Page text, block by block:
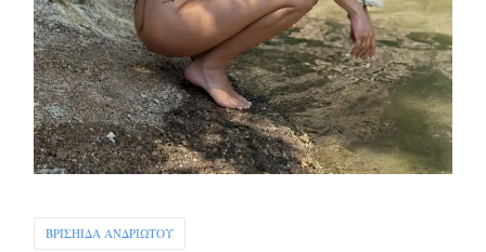
ΒΡΙΣΗΙΔΑ ΑΝΔΡΙΩΤΟΥ